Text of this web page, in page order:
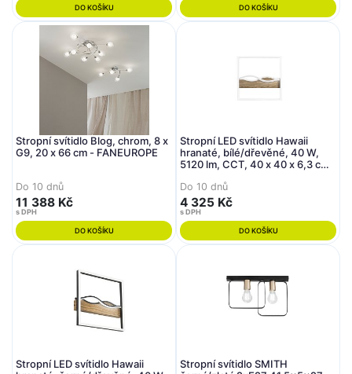
DO KOŠÍKU DO KOŠÍKU
Stropní svítidlo Blog, chrom, 8 x
G9, 20 x 66 cm - FANEUROPE
Do 10 dnů
11 388 Kč
s DPH
DO KOŠÍKU
Stropní LED svítidlo Hawaii
hranaté, bílé/dřevěné, 40 W,
5120 lm, CCT, 40 x 40 x 6,3 cm -
Do 10 dnů
4 325 Kč
s DPH
DO KOŠÍKU
Stropní LED svítidlo Hawaii
Stropní svítidlo SMITH